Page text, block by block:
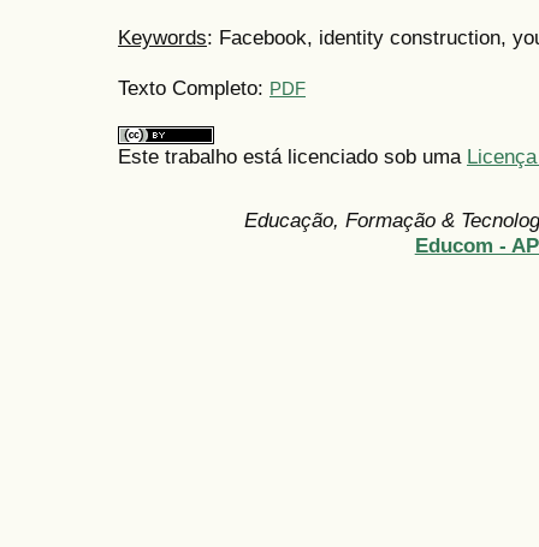
Keywords: Facebook, identity construction,
Texto Completo: PDF
Este trabalho está licenciado sob uma
Educação, Formação &
Educom -